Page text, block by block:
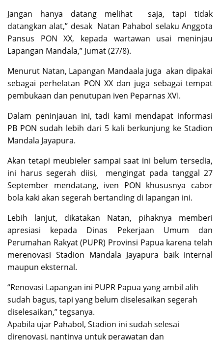
Jangan hanya datang melihat saja, tapi tidak
datangkan alat,” desak Natan Pahabol selaku Anggota
Pansus PON XX, kepada wartawan usai meninjau
Lapangan Mandala,” Jumat (27/8).
Menurut Natan, Lapangan Mandaala juga akan dipakai
sebagai perhelatan PON XX dan juga sebagai tempat
pembukaan dan penutupan iven Peparnas XVI.
Dalam peninjauan ini, tadi kami mendapat informasi
PB PON sudah lebih dari 5 kali berkunjung ke Stadion
Mandala Jayapura.
Akan tetapi meubieler sampai saat ini belum tersedia,
ini harus segerah diisi, mengingat pada tanggal 27
September mendatang, iven PON khususnya cabor
bola kaki akan segerah bertanding di lapangan ini.
Lebih lanjut, dikatakan Natan, pihaknya memberi
apresiasi kepada Dinas Pekerjaan Umum dan
Perumahan Rakyat (PUPR) Provinsi Papua karena telah
merenovasi Stadion Mandala Jayapura baik internal
maupun eksternal.
“Renovasi Lapangan ini PUPR Papua yang ambil alih
sudah bagus, tapi yang belum diselesaikan segerah
diselesaikan,” tegsanya.
Apabila ujar Pahabol, Stadion ini sudah selesai
direnovasi, nantinya untuk perawatan dan